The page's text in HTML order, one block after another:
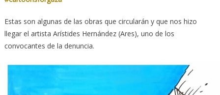
Estas son algunas de las obras que circularán y que nos hizo
llegar el artista Arístides Hernández (Ares), uno de los
convocantes de la denuncia.